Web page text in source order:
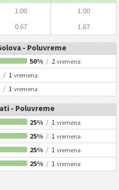
1.00 1.00
0.67 1.67
- Poluvreme
50% / 2vremena
/1 vremena
/1 vremena
- Poluvreme
25% / 1vremena
25% / 1vremena
25% / 1vremena
25% / 1vremena